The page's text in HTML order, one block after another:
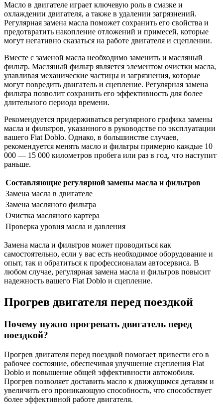
Масло в двигателе играет ключевую роль в смазке и
охлаждении двигателя, а также в удалении загрязнений.
Регулярная замена масла поможет сохранить его свойства и
предотвратить накопление отложений и примесей, которые
могут негативно сказаться на работе двигателя и сцеплении.
Вместе с заменой масла необходимо заменить и масляный
фильтр. Масляный фильтр является элементом очистки масла,
улавливая механические частицы и загрязнения, которые
могут повредить двигатель и сцепление. Регулярная замена
фильтра позволит сохранить его эффективность для более
длительного периода времени.
Рекомендуется придерживаться регулярного графика замены
масла и фильтров, указанного в руководстве по эксплуатации
вашего Fiat Doblo. Однако, в большинстве случаев,
рекомендуется менять масло и фильтры примерно каждые 10
000 — 15 000 километров пробега или раз в год, что наступит
раньше.
Составляющие регулярной замены масла и фильтров
Замена масла в двигателе
Замена масляного фильтра
Очистка масляного картера
Проверка уровня масла и давления
Замена масла и фильтров может проводиться как
самостоятельно, если у вас есть необходимое оборудование и
опыт, так и обратиться к профессионалам автосервиса. В
любом случае, регулярная замена масла и фильтров повысит
надежность вашего Fiat Doblo и сцепление.
Прогрев двигателя перед поездкой
Почему нужно прогревать двигатель перед
поездкой?
Прогрев двигателя перед поездкой помогает привести его в
рабочее состояние, обеспечивая улучшение сцепления Fiat
Doblo и повышение общей эффективности автомобиля.
Прогрев позволяет доставить масло к движущимся деталям и
увеличить его проникающую способность, что способствует
более эффективной работе двигателя.